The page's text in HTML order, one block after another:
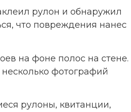
рулон и обнаружил
что повреждения нанес
на фоне полос на стене.
фотографий
рулоны, квитанции,